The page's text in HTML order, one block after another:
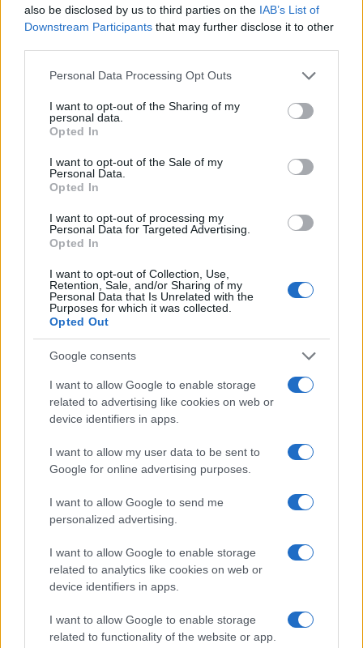
also be disclosed by us to third parties on the IAB’s List of
Downstream Participants that may further disclose it to other
Please note that this website/app uses one or more Google
not limited to your visit or usage behaviour. You may click to
grant or deny consent to Google and its third-party tags to
use your data for below specified purposes in below Google
consent section.
Personal Data Processing Opt Outs
I want to opt-out of the Sharing of my
personal data.
Opted In
I want to opt-out of the Sale of my
Personal Data.
Opted In
I want to opt-out of processing my
Personal Data for Targeted Advertising.
Opted In
I want to opt-out of Collection, Use,
Retention, Sale, and/or Sharing of my
Personal Data that Is Unrelated with the
Purposes for which it was collected.
Opted Out
Google consents
I want to allow Google to enable storage
related to advertising like cookies on web or
device identifiers in apps.
I want to allow my user data to be sent to
Google for online advertising purposes.
I want to allow Google to send me
personalized advertising.
I want to allow Google to enable storage
related to analytics like cookies on web or
device identifiers in apps.
I want to allow Google to enable storage
related to functionality of the website or app.
GENTE
Hijo de Javier Gutiérrez: un campeón con
capacidades especiales
El hijo del actor Javier Gutiérrez, es Mateo,…
GENTE
Bárbara Rey sobre su asistencia al
Senado: «Voy a ir»
Bárbara Rey ha asegurado a Isabel Rábago, que…
GENTE